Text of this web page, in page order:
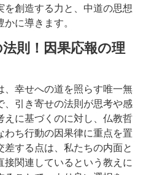
創造する力と、中道の思想
に導きます。
則！因果応報の理
、幸せへの道を照らす唯一無
、引き寄せの法則が思考や感
えに基づくのに対し、仏教哲
ち行動の因果律に重点を置
する点は、私たちの内面と
関連しているという教えに